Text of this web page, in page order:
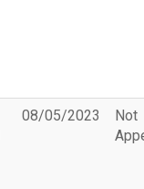
08/05/2023
Not